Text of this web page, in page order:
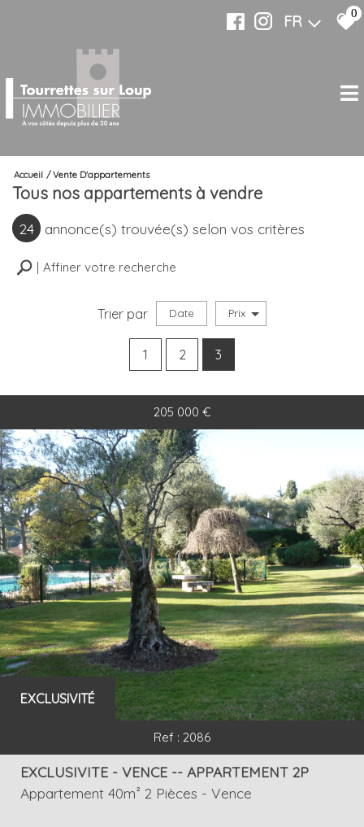
FR 0
Accueil Vente D'appartements
Tous nos appartements à vendre
24 annonce(s) trouvée(s) selon vos critères
Affiner votre recherche
5KM 10KM 25KM
Critères supplémentaires
Piscine Parking Terrasse
Rechercher
+ de critères +
Trier par Date Prix
1 2 3
EXCLUSIVITÉ
205 000 €
Ref : 2086
EXCLUSIVITE - VENCE -- APPARTEMENT 2P
Appartement 40m² 2 Pièces - Vence